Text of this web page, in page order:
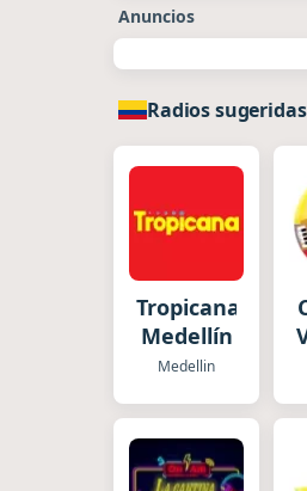
Anuncios
Radios
Tropicana
Medellín
Medellin